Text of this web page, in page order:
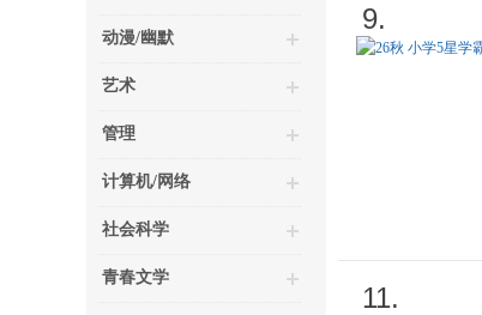
动漫/幽默
艺术
管理
计算机/网络
社会科学
青春文学
9.
11.